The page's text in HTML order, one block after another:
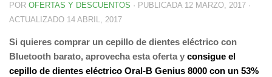
POR OFERTAS Y DESCUENTOS · PUBLICADA 12 MARZO, 2017 ·
ACTUALIZADO 14 ABRIL, 2017
Si quieres comprar un cepillo de dientes eléctrico con
Bluetooth barato, aprovecha esta oferta y consigue el
cepillo de dientes eléctrico Oral-B Genius 8000 con un 53%